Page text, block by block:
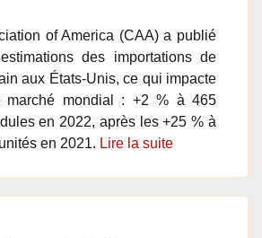
of America (CAA) a publié
des importations de
aux États-Unis, ce qui impacte
marché mondial : +2 % à 465
en 2022, après les +25 % à
en 2021. Lire la suite